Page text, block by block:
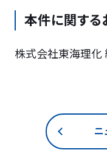
本件に関す
株式会社東海理化
ニ